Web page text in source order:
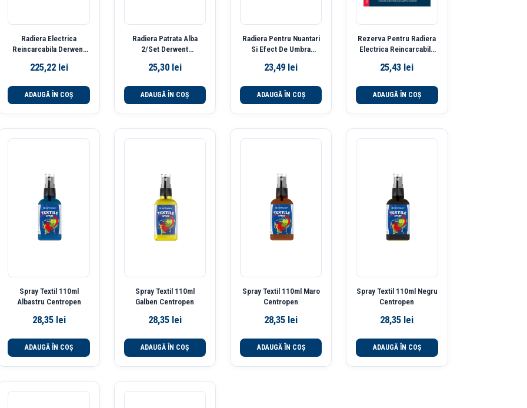
Radiera Electrica
Reincarcabila Derwent
225,22 lei
ADAUGĂ ÎN COȘ
Radiera Patrata Alba
2/Set Derwent
25,30 lei
ADAUGĂ ÎN COȘ
Radiera Pentru Nuantari
Si Efect De Umbra
23,49 lei
ADAUGĂ ÎN COȘ
Rezerva Pentru Radiera
Electrica Reincarcabila
25,43 lei
ADAUGĂ ÎN COȘ
Spray Textil 110ml
Albastru Centropen
28,35 lei
ADAUGĂ ÎN COȘ
Spray Textil 110ml
Galben Centropen
28,35 lei
ADAUGĂ ÎN COȘ
Spray Textil 110ml Maro
Centropen
28,35 lei
ADAUGĂ ÎN COȘ
Spray Textil 110ml Negru
Centropen
28,35 lei
ADAUGĂ ÎN COȘ